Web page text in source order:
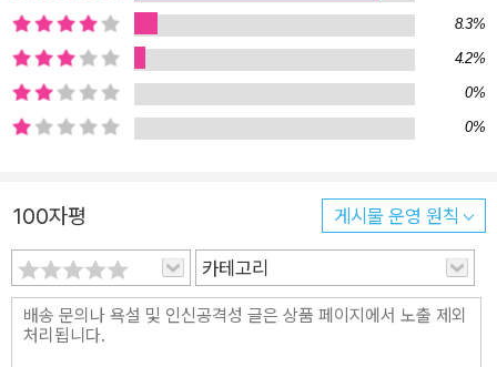
했다. “토드 헨리는 당신이 더 많이, 더 훌륭하게 성취해낼 수 있
도록 돕는다. 바로 지금부터 말이다.” 한 장 글을 읽고 하나씩 질
문을 던지며 생각을 단련할 때, 일터에서 능숙한 해결사가 될 뿐
아니라 삶의 방향과 질서가 정립되어갈 것이다. “당신이 만들어
낼 최고의 작품은 아직 탄생하지 않았다” 하루하루 발생하는 문
꾸리는 비법 어느 날은 생각이 술술 풀리고 기발한 아이디어가 막
힘없이 나오지만 어느 날은 빈 문서의 화면을 하염없이 바라보거
나 회의 시간에 입도 뻥긋하지 못한다. 예고 없는 이런 사고력의
변동에 언제까지 속수무책이어야 할까. 분명히 해결책은 있다. 게
다가 하루 5분만 투자한다면 확실한 변화를 가져오는 정답지가
8.3%
4.2%
0%
0%
100자평 게시물 운영 원칙
카테고리